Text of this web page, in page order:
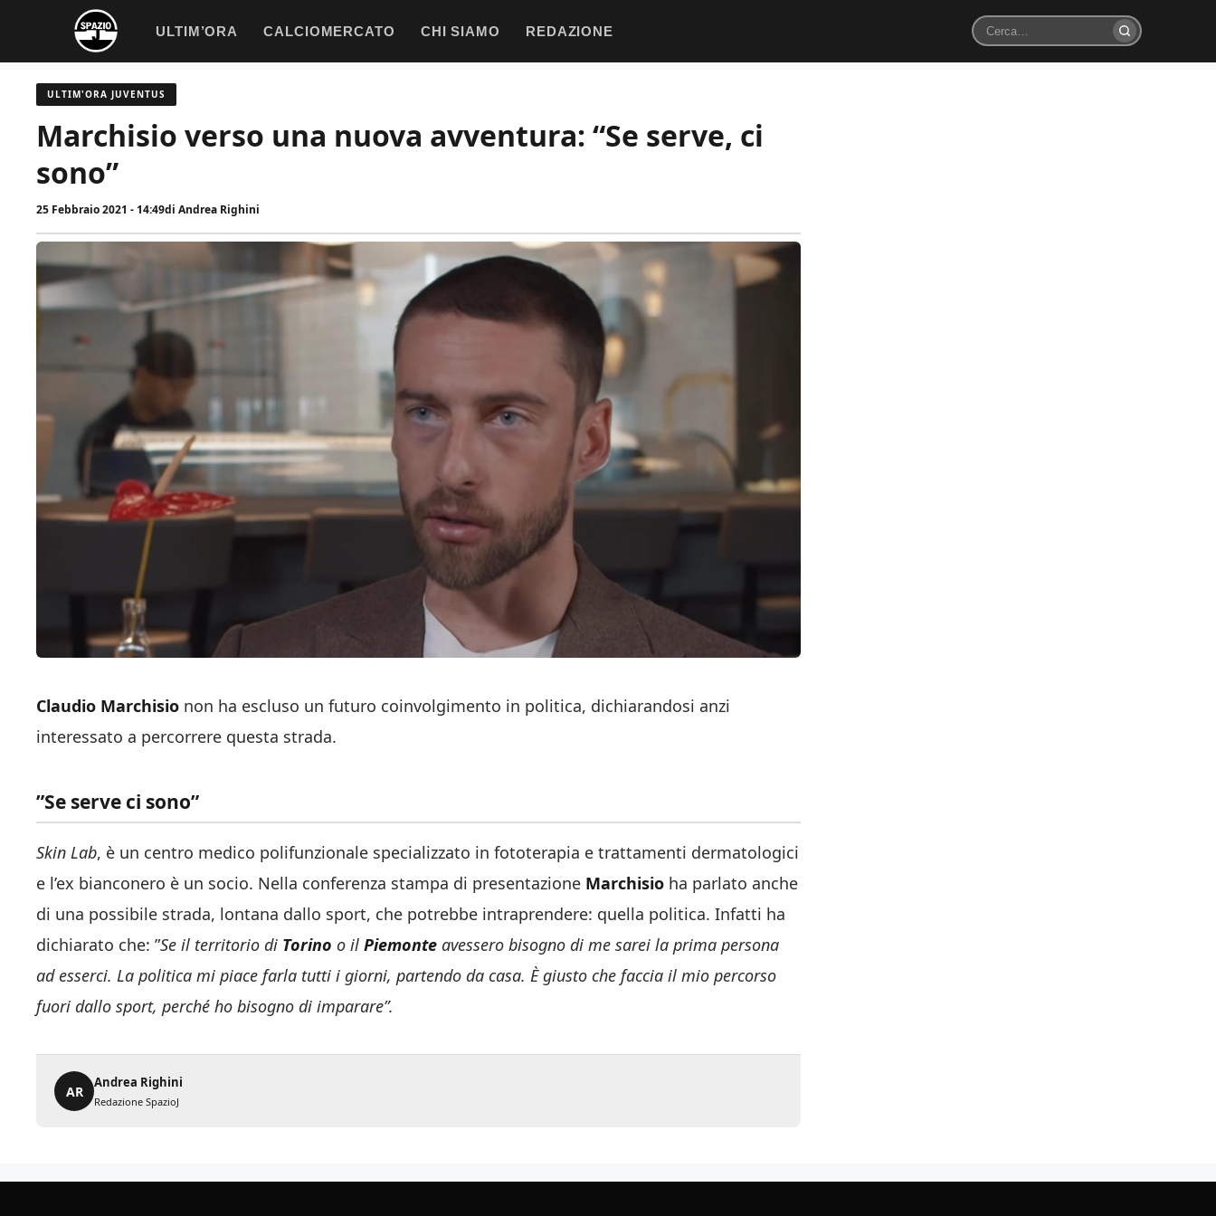
contenuto
ULTIM’ORA CALCIOMERCATO CHI SIAMO REDAZIONE
Cerca
ULTIM'ORA JUVENTUS
Marchisio verso una nuova avventura: “Se serve, ci
sono”
25 Febbraio 2021 - 14:49di Andrea Righini
Claudio Marchisio non ha escluso un futuro coinvolgimento in politica, dichiarandosi anzi
interessato a percorrere questa strada.
”Se serve ci sono”
Skin Lab, è un centro medico polifunzionale specializzato in fototerapia e trattamenti dermatologici
e l’ex bianconero è un socio. Nella conferenza stampa di presentazione Marchisio ha parlato anche
di una possibile strada, lontana dallo sport, che potrebbe intraprendere: quella politica. Infatti ha
dichiarato che: ”Se il territorio di Torino o il Piemonte avessero bisogno di me sarei la prima persona
ad esserci. La politica mi piace farla tutti i giorni, partendo da casa. È giusto che faccia il mio percorso
fuori dallo sport, perché ho bisogno di imparare”.
AR
Andrea Righini
Redazione SpazioJ